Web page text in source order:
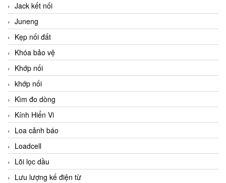
Jack kết nối
Juneng
Kẹp nối đất
Khóa bảo vệ
Khớp nối
khớp nối
Kìm đo dòng
Kính Hiển Vi
Loa cảnh báo
Loadcell
Lõi lọc dầu
Lưu lượng kế điện từ